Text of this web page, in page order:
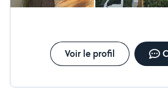
Voir le profil